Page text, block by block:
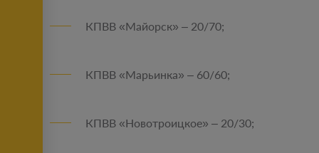
КПВВ «Майорск» – 20/70;
КПВВ «Марьинка» – 60/60;
КПВВ «Новотроицкое» – 20/30;